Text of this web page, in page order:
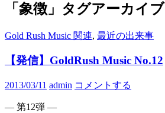
「象徴」タグアーカイブ
Gold Rush Music 関連, 最近の出来事
【発信】GoldRush Music No.12
2013/03/11 admin コメントする
— 第12弾 —